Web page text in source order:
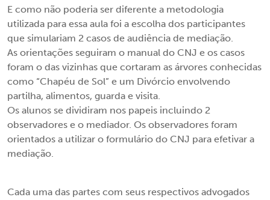
E como não poderia ser diferente a metodologia
utilizada para essa aula foi a escolha dos participantes
que simulariam 2 casos de audiência de mediação.
As orientações seguiram o manual do CNJ e os casos
foram o das vizinhas que cortaram as árvores conhecidas
como “Chapéu de Sol” e um Divórcio envolvendo
partilha, alimentos, guarda e visita.
Os alunos se dividiram nos papeis incluindo 2
observadores e o mediador. Os observadores foram
orientados a utilizar o formulário do CNJ para efetivar a
mediação.
Cada uma das partes com seus respectivos advogados